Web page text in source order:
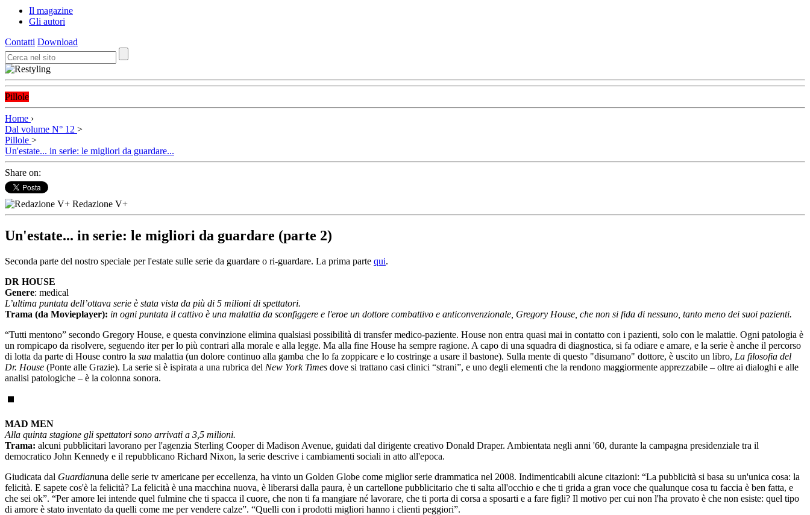
Il magazine
Gli autori
Contatti Download
Pillole
Home ›
Dal volume N° 12 >
Pillole >
Un'estate... in serie: le migliori da guardare...
Share on:
Redazione V+
Un'estate... in serie: le migliori da guardare (parte 2)
Seconda parte del nostro speciale per l'estate sulle serie da guardare o ri-guardare. La prima parte qui.
DR HOUSE
Genere: medical
L’ultima puntata dell’ottava serie è stata vista da più di 5 milioni di spettatori.
Trama (da Movieplayer): in ogni puntata il cattivo è una malattia da sconfiggere e l'eroe un dottore combattivo e anticonvenzionale, Gregory House, che non si fida di nessuno, tanto meno dei suoi pazienti.
“Tutti mentono” secondo Gregory House, e questa convinzione elimina qualsiasi possibilità di transfer medico-paziente. House non entra quasi mai in contatto con i pazienti, solo con le malattie. Ogni patologia è
un rompicapo da risolvere, seguendo iter per lo più contrari alla morale e alla legge. Ma alla fine House ha sempre ragione. A capo di una squadra di diagnostica, si fa odiare e amare, e la serie è anche il percorso
di lotta da parte di House contro la sua malattia (un dolore continuo alla gamba che lo fa zoppicare e lo costringe a usare il bastone). Sulla mente di questo "disumano" dottore, è uscito un libro, La filosofia del
Dr. House (Ponte alle Grazie). La serie si è ispirata a una rubrica del New York Times dove si trattano casi clinici “strani”, e uno degli elementi che la rendono maggiormente apprezzabile – oltre ai dialoghi e alle
analisi patologiche – è la colonna sonora.
MAD MEN
Alla quinta stagione gli spettatori sono arrivati a 3,5 milioni.
Trama: alcuni pubblicitari lavorano per l'agenzia Sterling Cooper di Madison Avenue, guidati dal dirigente creativo Donald Draper. Ambientata negli anni '60, durante la campagna presidenziale tra il
democratico John Kennedy e il repubblicano Richard Nixon, la serie descrive i cambiamenti sociali in atto all'epoca.
Giudicata dal Guardianuna delle serie tv americane per eccellenza, ha vinto un Golden Globe come miglior serie drammatica nel 2008. Indimenticabili alcune citazioni: “La pubblicità si basa su un'unica cosa: la
felicità. E sapete cos'è la felicità? La felicità è una macchina nuova, è liberarsi dalla paura, è un cartellone pubblicitario che ti salta all'occhio e che ti grida a gran voce che qualunque cosa tu faccia è ben fatta, e
che sei ok”. “Per amore lei intende quel fulmine che ti spacca il cuore, che non ti fa mangiare né lavorare, che ti porta di corsa a sposarti e a fare figli? Il motivo per cui non l'ha provato è che non esiste: quel tipo
di amore è stato inventato da quelli come me per vendere calze”. “Quelli con i prodotti migliori hanno i clienti peggiori”.